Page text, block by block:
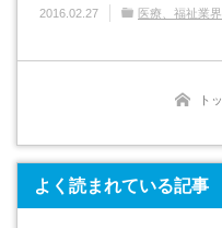
2016.02.27 医療、福祉業
ト
よく読まれている記事